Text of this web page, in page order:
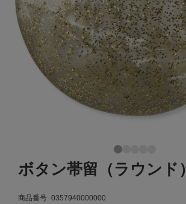
ボタン帯留（ラウンド）
商品番号 0357940000000